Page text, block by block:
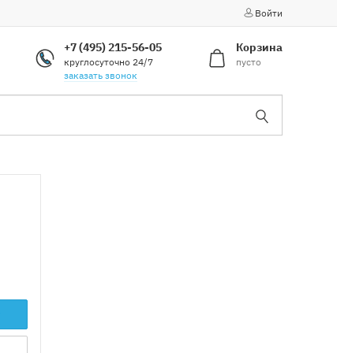
Войти
+7 (495) 215-56-05
круглосуточно 24/7
заказать звонок
Корзина
пусто